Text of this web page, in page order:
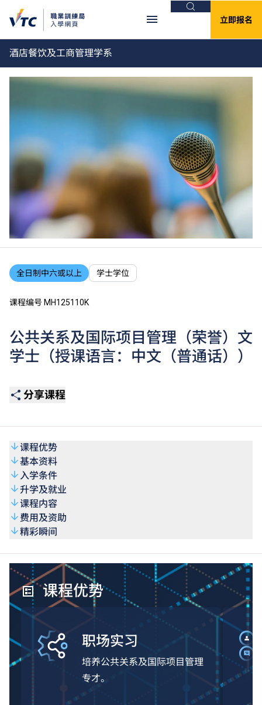
搜索
立即报名
酒店餐饮及工商管理学系
全日制中六或以上 学士学位
课程编号 MH125110K
公共关系及国际项目管理（荣誉）文
学士（授课语言：中文（普通话））
分享课程
课程优势
基本资料
入学条件
升学及就业
课程内容
费用及资助
精彩瞬间
课程优势
职场实习
培养公共关系及国际项目管理
专才。